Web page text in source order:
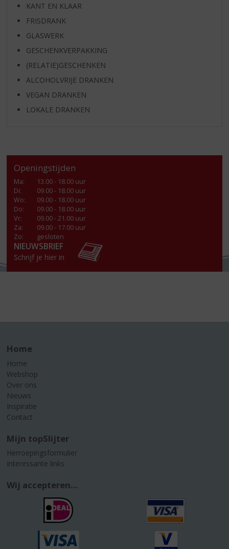
KANT EN KLAAR
FRISDRANK
GLASWERK
GESCHENKVERPAKKING
(RELATIE)GESCHENKEN
ALCOHOLVRIJE DRANKEN
VEGAN DRANKEN
LOKALE DRANKEN
Openingstijden
Ma:
13.00 - 18.00 uur
Di:
09.00 - 18.00 uur
Wo:
09.00 - 18.00 uur
Do:
09.00 - 18.00 uur
Vr:
09.00 - 21.00 uur
Za:
09.00 - 17.00 uur
Zo:
gesloten
NIEUWSBRIEF
Schrijf je hier in
Home
Home
Webshop
Over ons
Nieuws
Inspiratie
Contact
Mijn topSlijter
Herroepingsformulier
Interessante links
Wij accepteren...